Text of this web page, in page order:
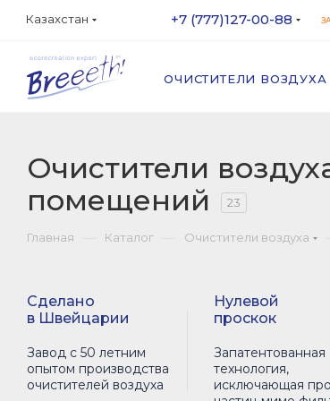
Казахстан +7 (777)127-00-88
ОЧИСТИТЕЛИ ВОЗДУХА
Очистители
помещений
23
Главная Каталог Очистители воздуха
Сделано
в Швейцарии
Завод с 50 летним
опытом производства
очистителей воздуха
Нулевой
проскок
Запатентованная
технология,
исключающая